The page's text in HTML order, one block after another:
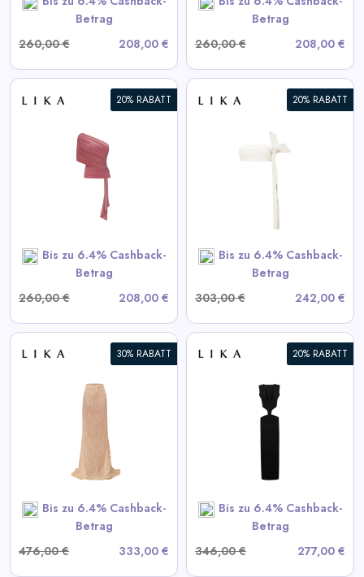
Betrag
260,00 €
208,00 €
Betrag
260,00 €
208,00 €
20% RABATT
Bis zu 6.4% Cashback-
Betrag
260,00 €
208,00 €
20% RABATT
Bis zu 6.4% Cashback-
Betrag
303,00 €
242,00 €
Weißes Lederoberteil
View All LIKA Deals
30% RABATT
Bis zu 6.4% Cashback-
Betrag
476,00 €
333,00 €
20% RABATT
Bis zu 6.4% Cashback-
Betrag
346,00 €
277,00 €
Schwarzes Kleid mit
Taillenausschnitten
View All LIKA Deals
SHOP NOW